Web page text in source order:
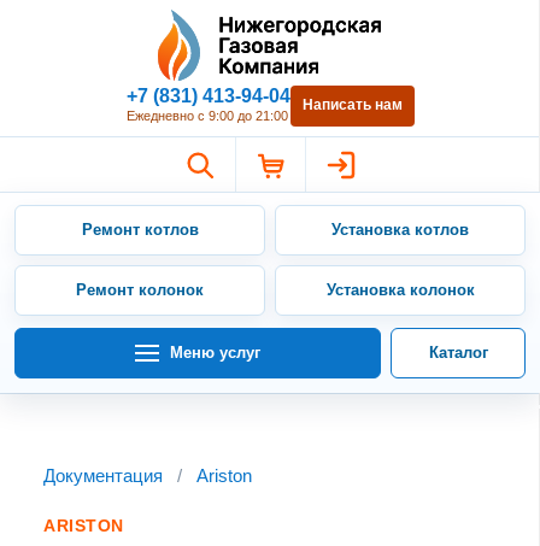
Нижегородская Газовая
+7 (831) 413-94-04
Ежедневно с 9:00 до 21:00
Написать нам
Ремонт котлов Установка котлов
Ремонт колонок Установка колонок
Меню услуг Каталог
Документация / Ariston
ARISTON